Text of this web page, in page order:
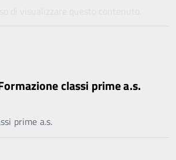
classi prime a.s.
prime a.s.